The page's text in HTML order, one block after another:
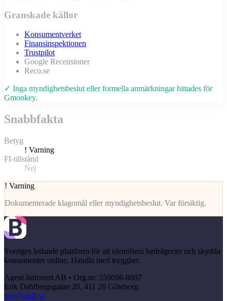
Granskade källor
Konsumentverket
Finansinspektionen
Trustpilot
Google Recensioner
Reco.se
✓ Inga myndighetsbeslut eller formella anmärkningar hittades för
Gmonkey.
Snabbfakta
Betyg
! Varning
FI-tillstånd
Nej
! Varning
Dokumenterade klagomål eller myndighetsbeslut. Var försiktig.
Sveriges ledande plattform för att identifiera bedrägerier och skydda
konsumenter online. Handla med trygghet.
Agent Introvert AB • Org.nr: 559096-8607
Erik Dahlbergsgatan 20, 411 26 Göteborg
hej@bluff.se